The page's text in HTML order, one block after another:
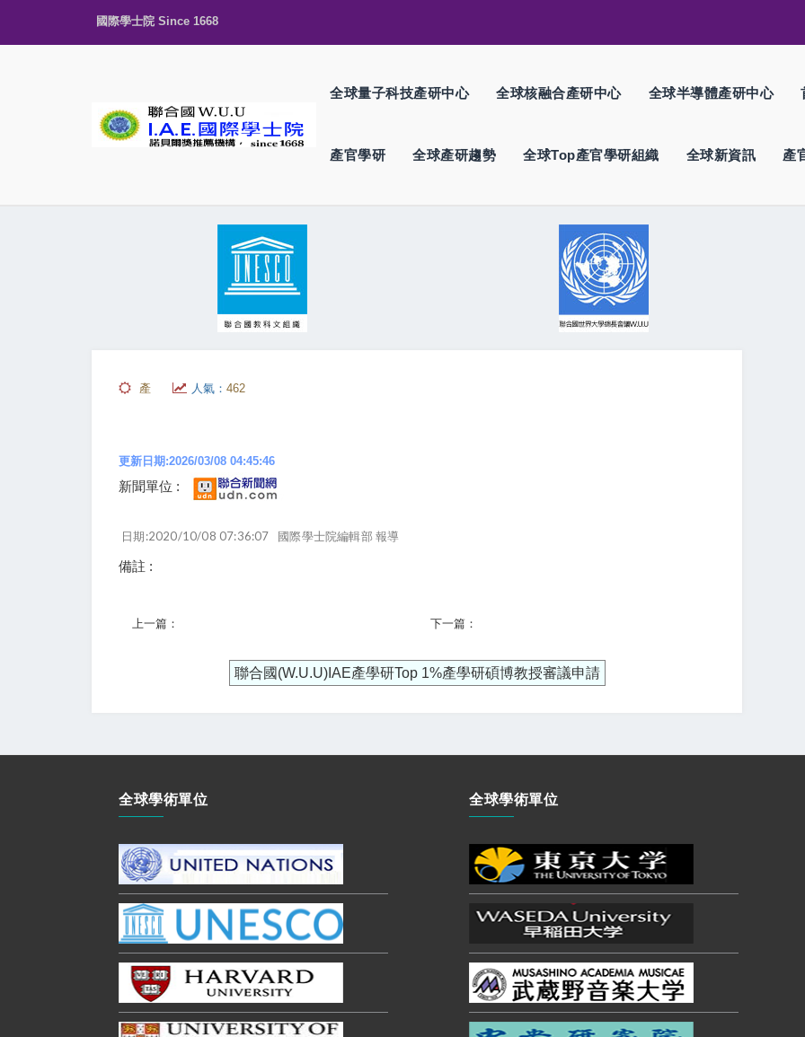
國際學士院 Since 1668
全球量子科技產研中心 全球核融合產研中心 全球半導體產研中心
產官學研 全球產研趨勢 全球Top產官學研組織 全球新資訊 產
產 人氣： 462
更新日期:2026/03/08 04:45:46
新聞單位 :
日期:2020/10/08 07:36:07 國際學士院編輯部 報導
備註 :
上一篇： 下一篇：
聯合國(W.U.U)IAE產學研Top 1%產學研碩博教授審議申請
全球學術單位 全球學術單位